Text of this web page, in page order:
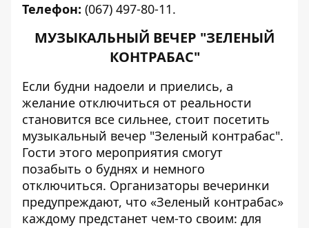
Телефон: (067) 497-80-11.
МУЗЫКАЛЬНЫЙ ВЕЧЕР "ЗЕЛЕНЫЙ
КОНТРАБАС"
Если будни надоели и приелись, а
желание отключиться от реальности
становится все сильнее, стоит посетить
музыкальный вечер "Зеленый контрабас".
Гости этого мероприятия смогут
позабыть о буднях и немного
отключиться. Организаторы вечеринки
предупреждают, что «Зеленый контрабас»
каждому предстанет чем-то своим: для